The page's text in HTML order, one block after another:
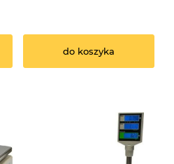
do koszyka